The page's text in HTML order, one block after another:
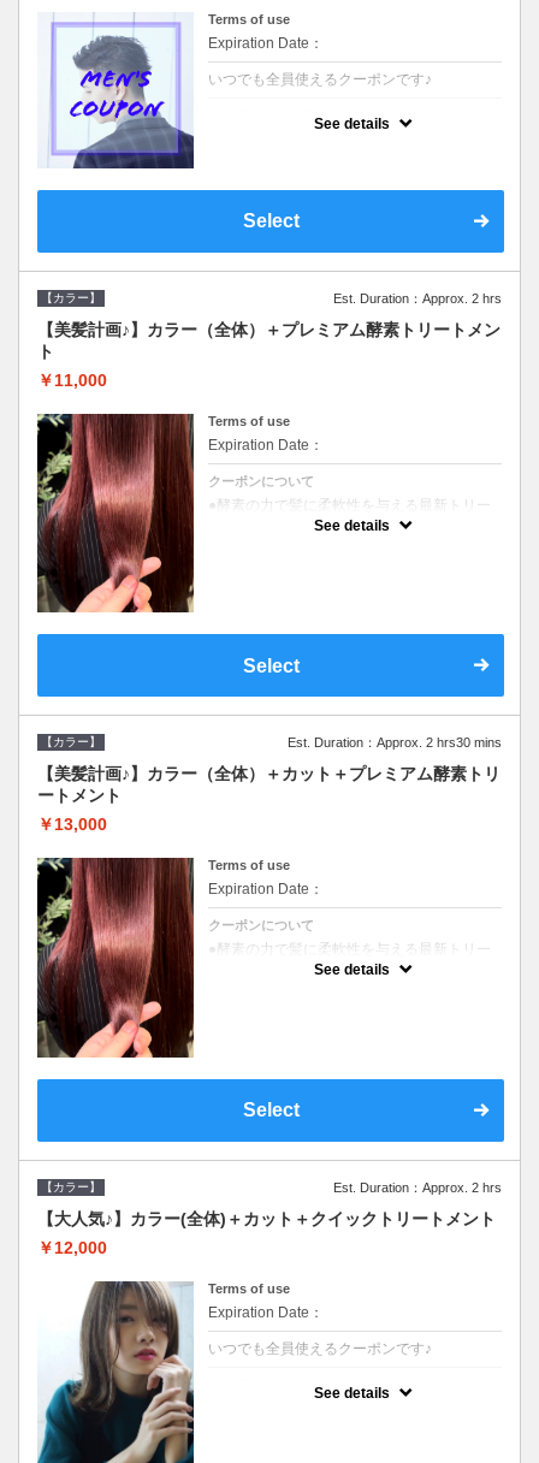
Terms of use
Expiration Date：
いつでも全員使えるクーポンです♪
気軽なスパです☆
See details
Select
【カラー】 Est. Duration：Approx. 2 hrs
【美髪計画♪】カラー（全体）＋プレミアム酵素トリートメン
ト
￥11,000
Terms of use
Expiration Date：
クーポンについて
●酵素の力で髪に柔軟性を与える最新トリー
トメント●ＳＢ込●長さ料金あり《こちらのク
ーポンご利用のお客様のみ》オリジナル酵素
See details
Select
【カラー】 Est. Duration：Approx. 2 hrs30 mins
【美髪計画♪】カラー（全体）＋カット＋プレミアム酵素トリ
ートメント
￥13,000
Terms of use
Expiration Date：
クーポンについて
●酵素の力で髪に柔軟性を与える最新トリー
トメント●ＳＢ込●長さ料金あり《こちらのク
See details
Select
【カラー】 Est. Duration：Approx. 2 hrs
【大人気♪】カラー(全体)＋カット＋クイックトリートメント
￥12,000
Terms of use
Expiration Date：
いつでも全員使えるクーポンです♪
See details